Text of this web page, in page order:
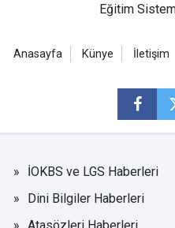
Eğitim
Anasayfa Künye İletişim
İOKBS ve LGS Haberleri
Dini Bilgiler Haberleri